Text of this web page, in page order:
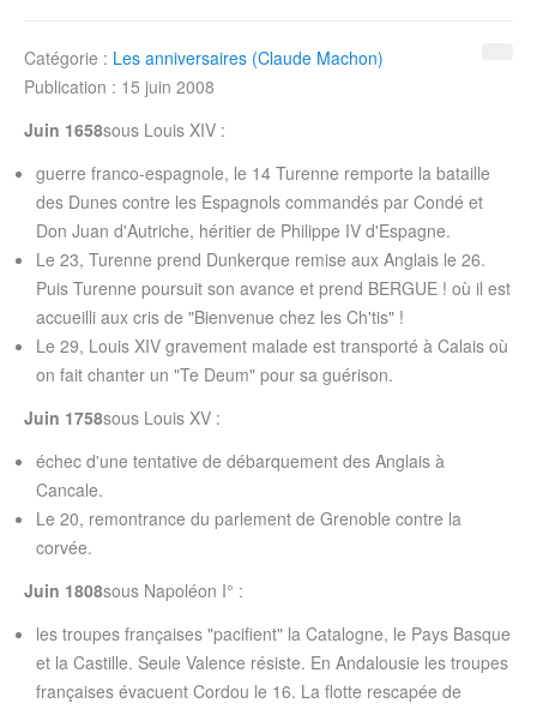
Catégorie : Les anniversaires (Claude Machon)
Publication : 15 juin 2008
Juin 1658sous Louis XIV :
guerre franco-espagnole, le 14 Turenne remporte la bataille
des Dunes contre les Espagnols commandés par Condé et
Don Juan d'Autriche, héritier de Philippe IV d'Espagne.
Le 23, Turenne prend Dunkerque remise aux Anglais le 26.
Puis Turenne poursuit son avance et prend BERGUE ! où il est
accueilli aux cris de "Bienvenue chez les Ch'tis" !
Le 29, Louis XIV gravement malade est transporté à Calais où
on fait chanter un "Te Deum" pour sa guérison.
Juin 1758sous Louis XV :
échec d'une tentative de débarquement des Anglais à
Cancale.
Le 20, remontrance du parlement de Grenoble contre la
corvée.
Juin 1808sous Napoléon I° :
les troupes françaises "pacifient" la Catalogne, le Pays Basque
et la Castille. Seule Valence résiste. En Andalousie les troupes
françaises évacuent Cordou le 16. La flotte rescapée de